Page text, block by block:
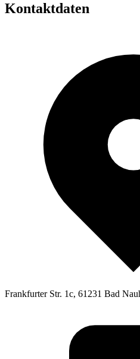
Kontaktdaten
Frankfurter Str. 1c, 61231 Bad